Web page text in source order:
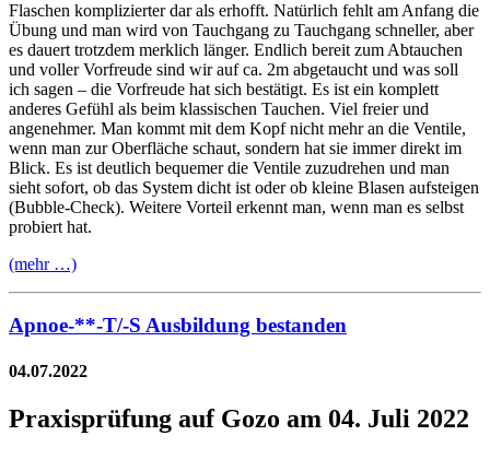
Flaschen komplizierter dar als erhofft. Natürlich fehlt am Anfang die
Übung und man wird von Tauchgang zu Tauchgang schneller, aber
es dauert trotzdem merklich länger. Endlich bereit zum Abtauchen
und voller Vorfreude sind wir auf ca. 2m abgetaucht und was soll
ich sagen – die Vorfreude hat sich bestätigt. Es ist ein komplett
anderes Gefühl als beim klassischen Tauchen. Viel freier und
angenehmer. Man kommt mit dem Kopf nicht mehr an die Ventile,
wenn man zur Oberfläche schaut, sondern hat sie immer direkt im
Blick. Es ist deutlich bequemer die Ventile zuzudrehen und man
sieht sofort, ob das System dicht ist oder ob kleine Blasen aufsteigen
(Bubble-Check). Weitere Vorteil erkennt man, wenn man es selbst
probiert hat.
(mehr …)
Apnoe-**-T/-S Ausbildung bestanden
04.07.2022
Praxisprüfung auf Gozo am 04. Juli 2022